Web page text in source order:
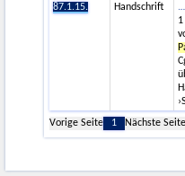
87.1.15.
Handschrift
Vorige Seite
1 Nächste Seite